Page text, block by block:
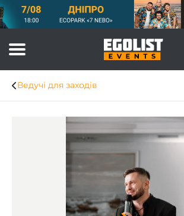
Ведучі для заходів